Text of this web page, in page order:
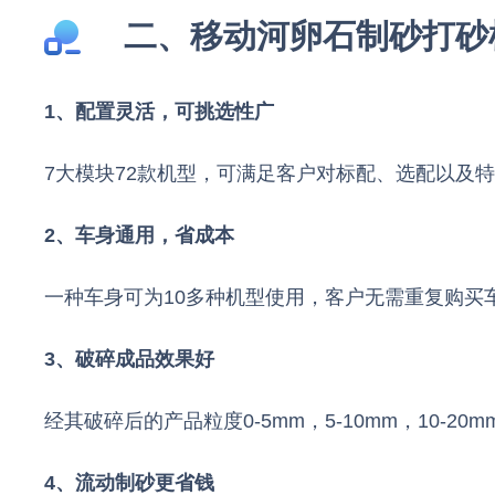
二、移动河卵石制砂打
1、配置灵活，可挑选性广
7大模块72款机型，可满足客户对标配、选配以及
2、车身通用，省成本
一种车身可为10多种机型使用，客户无需重复购买
3、破碎成品效果好
经其破碎后的产品粒度0-5mm，5-10mm，10-
4、流动制砂更省钱